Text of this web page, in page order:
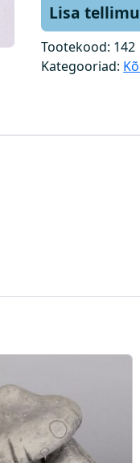
k
o
g
Lisa
Tootekood: 142
Kategooriad: